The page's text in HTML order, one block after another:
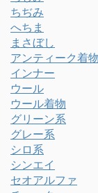
ちぢみ
へちま
まさぼし
アンティーク着物
インナー
ウール
ウール着物
グリーン系
グレー系
シロ系
シンエイ
セオアルファ